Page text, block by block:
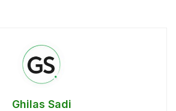
Ghilas Sadi